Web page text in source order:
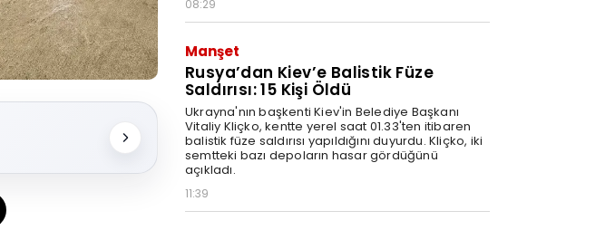
08:29
Manşet
Rusya’dan Kiev’e Balistik Füze
Saldırısı: 15 Kişi Öldü
Ukrayna'nın başkenti Kiev'in Belediye Başkanı
Vitaliy Kliçko, kentte yerel saat 01.33'ten itibaren
balistik füze saldırısı yapıldığını duyurdu. Kliçko, iki
semtteki bazı depoların hasar gördüğünü
açıkladı.
11:39